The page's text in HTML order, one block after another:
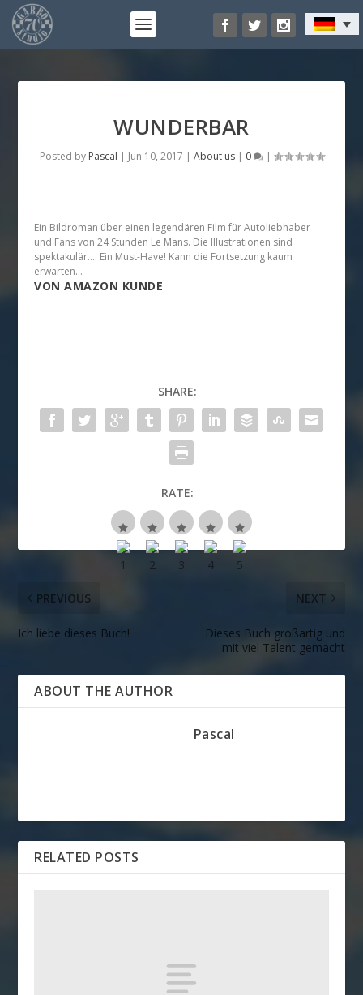
WUNDERBAR
Posted by Pascal | Jun 10, 2017 | About us| 0 |
Ein Bildroman über einen legendären Film für Autoliebhaber
und Fans von 24 Stunden Le Mans. Die Illustrationen sind
spektakulär…. Ein Must-Have! Kann die Fortsetzung kaum
erwarten…
VON AMAZON KUNDE
SHARE:
RATE:
PREVIOUS
Ich liebe dieses Buch!
NEXT
Dieses Buch großartig und
mit viel Talent gemacht
ABOUT THE AUTHOR
Pascal
RELATED POSTS